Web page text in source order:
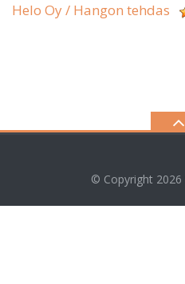
Helo Oy / Hangon tehdas
© Copyright 2026